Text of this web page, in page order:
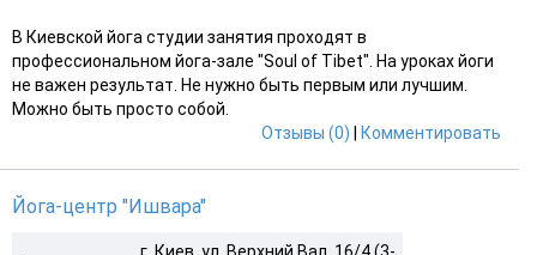
В Киевской йога студии занятия проходят в
профессиональном йога-зале "Soul of Tibet". На уроках йоги
не важен результат. Не нужно быть первым или лучшим.
Можно быть просто собой.
Отзывы (0)
Комментировать
Йога-центр "Ишвара"
г. Киев, ул. Верхний Вал, 16/4 (3-